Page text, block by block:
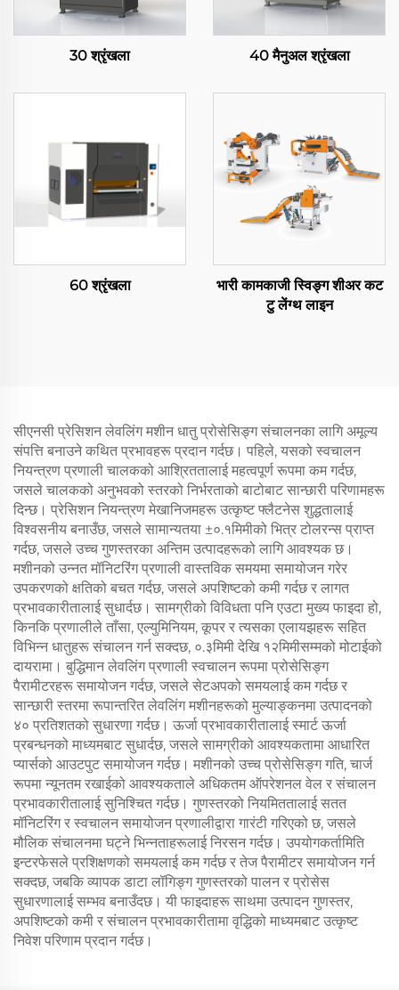
30 श्रृंखला 40 मैनुअल श्रृंखला
60 श्रृंखला
भारी कामकाजी स्विङ्ग शीअर कट
टु लेंग्थ लाइन
सीएनसी प्रेसिशन लेवलिंग मशीन धातु प्रोसेसिङ्ग संचालनका लागि अमूल्य
संपत्ति बनाउने कथित प्रभावहरू प्रदान गर्दछ। पहिले, यसको स्वचालन
नियन्त्रण प्रणाली चालकको आश्रिततालाई महत्वपूर्ण रूपमा कम गर्दछ,
जसले चालकको अनुभवको स्तरको निर्भरताको बाटोबाट सान्छारी परिणामहरू
दिन्छ। प्रेसिशन नियन्त्रण मेखानिजमहरू उत्कृष्ट फ्लैटनेस शुद्धतालाई
विश्वसनीय बनाउँछ, जसले सामान्यतया ±०.१मिमीको भित्र टोलरन्स प्राप्त
गर्दछ, जसले उच्च गुणस्तरका अन्तिम उत्पादहरूको लागि आवश्यक छ।
मशीनको उन्नत मॉनिटरिंग प्रणाली वास्तविक समयमा समायोजन गरेर
उपकरणको क्षतिको बचत गर्दछ, जसले अपशिष्टको कमी गर्दछ र लागत
प्रभावकारीतालाई सुधार्दछ। सामग्रीको विविधता पनि एउटा मुख्य फाइदा हो,
किनकि प्रणालीले ताँसा, एल्युमिनियम, कूपर र त्यसका एलायझहरू सहित
विभिन्न धातुहरू संचालन गर्न सक्दछ, ०.३मिमी देखि १२मिमीसम्मको मोटाईको
दायरामा। बुद्धिमान लेवलिंग प्रणाली स्वचालन रूपमा प्रोसेसिङ्ग
पैरामीटरहरू समायोजन गर्दछ, जसले सेटअपको समयलाई कम गर्दछ र
सान्छारी स्तरमा रूपान्तरित लेवलिंग मशीनहरूको मुल्याङ्कनमा उत्पादनको
४० प्रतिशतको सुधारणा गर्दछ। ऊर्जा प्रभावकारीतालाई स्मार्ट ऊर्जा
प्रबन्धनको माध्यमबाट सुधार्दछ, जसले सामग्रीको आवश्यकतामा आधारित
प्यार्सको आउटपुट समायोजन गर्दछ। मशीनको उच्च प्रोसेसिङ्ग गति, चार्ज
रूपमा न्यूनतम रखाईको आवश्यकताले अधिकतम ऑपरेशनल वेल र संचालन
प्रभावकारीतालाई सुनिश्चित गर्दछ। गुणस्तरको नियमिततालाई सतत
मॉनिटरिंग र स्वचालन समायोजन प्रणालीद्वारा गारंटी गरिएको छ, जसले
मौलिक संचालनमा घट्ने भिन्नताहरूलाई निरसन गर्दछ। उपयोगकर्तामिति
इन्टरफेसले प्रशिक्षणको समयलाई कम गर्दछ र तेज पैरामीटर समायोजन गर्न
सक्दछ, जबकि व्यापक डाटा लॉगिङ्ग गुणस्तरको पालन र प्रोसेस
सुधारणालाई सम्भव बनाउँदछ। यी फाइदाहरू साथमा उत्पादन गुणस्तर,
अपशिष्टको कमी र संचालन प्रभावकारीतामा वृद्धिको माध्यमबाट उत्कृष्ट
निवेश परिणाम प्रदान गर्दछ।